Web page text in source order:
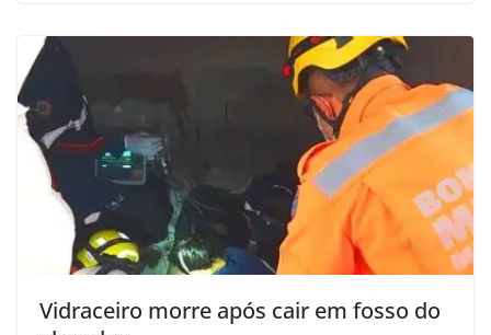
Vidraceiro morre após cair em fosso do